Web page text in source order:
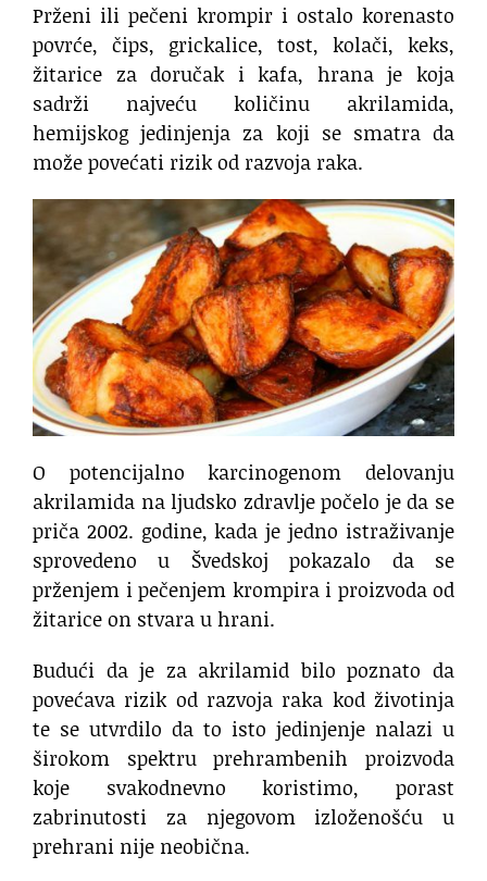
Prženi ili pečeni krompir i ostalo korenasto
povrće, čips, grickalice, tost, kolači, keks,
žitarice za doručak i kafa, hrana je koja
sadrži najveću količinu akrilamida,
hemijskog jedinjenja za koji se smatra da
može povećati rizik od razvoja raka.
O potencijalno karcinogenom delovanju
akrilamida na ljudsko zdravlje počelo je da se
priča 2002. godine, kada je jedno istraživanje
sprovedeno u Švedskoj pokazalo da se
prženjem i pečenjem krompira i proizvoda od
žitarice on stvara u hrani.
Budući da je za akrilamid bilo poznato da
povećava rizik od razvoja raka kod životinja
te se utvrdilo da to isto jedinjenje nalazi u
širokom spektru prehrambenih proizvoda
koje svakodnevno koristimo, porast
zabrinutosti za njegovom izloženošću u
prehrani nije neobična.